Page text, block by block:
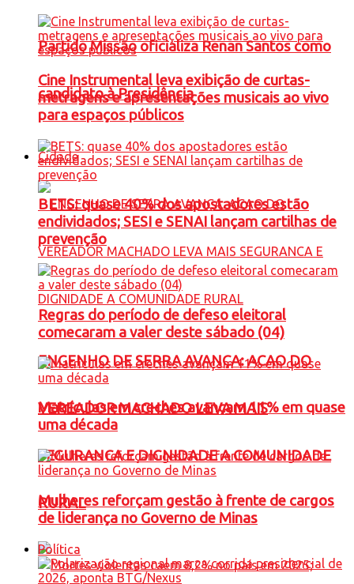
Partido Missão oficializa Renan Santos como
candidato à Presidência
Cidade
ENGENHO DE SERRA AVANÇA: ACAO DO
VEREADOR MACHADO LEVA MAIS
SEGURANCA E DIGNIDADE A COMUNIDADE
RURAL
Cine Instrumental leva exibição de curtas-
metragens e apresentações musicais ao vivo
para espaços públicos
BETS: quase 40% dos apostadores estão
endividados; SESI e SENAI lançam cartilhas de
prevenção
Regras do período de defeso eleitoral
comecaram a valer deste sábado (04)
Matrículas em creches avançam 11% em quase
uma década
Mulheres reforçam gestão à frente de cargos
de liderança no Governo de Minas
Política